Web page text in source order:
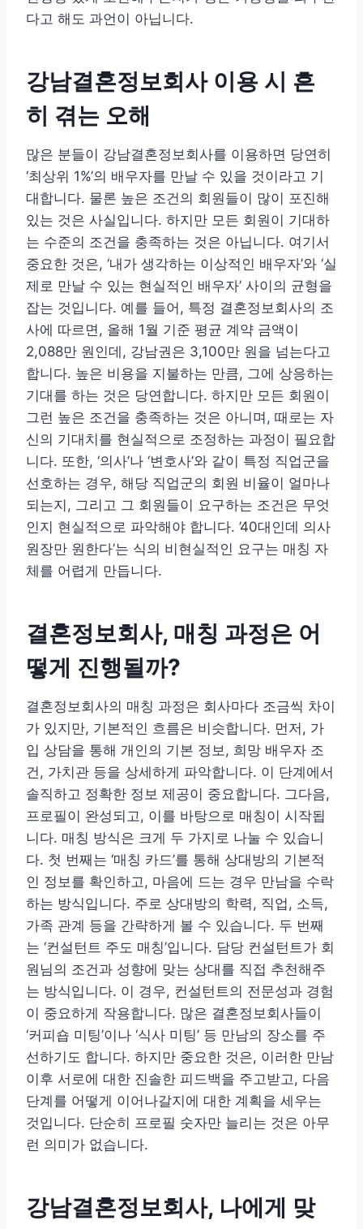
다고 해도 과언이 아닙니다.
강남결혼정보회사 이용 시 흔
히 겪는 오해
많은 분들이 강남결혼정보회사를 이용하면 당연히
‘최상위 1%’의 배우자를 만날 수 있을 것이라고 기
대합니다. 물론 높은 조건의 회원들이 많이 포진해
있는 것은 사실입니다. 하지만 모든 회원이 기대하
는 수준의 조건을 충족하는 것은 아닙니다. 여기서
중요한 것은, ‘내가 생각하는 이상적인 배우자’와 ‘실
제로 만날 수 있는 현실적인 배우자’ 사이의 균형을
잡는 것입니다. 예를 들어, 특정 결혼정보회사의 조
사에 따르면, 올해 1월 기준 평균 계약 금액이
2,088만 원인데, 강남권은 3,100만 원을 넘는다고
합니다. 높은 비용을 지불하는 만큼, 그에 상응하는
기대를 하는 것은 당연합니다. 하지만 모든 회원이
그런 높은 조건을 충족하는 것은 아니며, 때로는 자
신의 기대치를 현실적으로 조정하는 과정이 필요합
니다. 또한, ‘의사’나 ‘변호사’와 같이 특정 직업군을
선호하는 경우, 해당 직업군의 회원 비율이 얼마나
되는지, 그리고 그 회원들이 요구하는 조건은 무엇
인지 현실적으로 파악해야 합니다. ’40대인데 의사
원장만 원한다’는 식의 비현실적인 요구는 매칭 자
체를 어렵게 만듭니다.
결혼정보회사, 매칭 과정은 어
떻게 진행될까?
결혼정보회사의 매칭 과정은 회사마다 조금씩 차이
가 있지만, 기본적인 흐름은 비슷합니다. 먼저, 가
입 상담을 통해 개인의 기본 정보, 희망 배우자 조
건, 가치관 등을 상세하게 파악합니다. 이 단계에서
솔직하고 정확한 정보 제공이 중요합니다. 그다음,
프로필이 완성되고, 이를 바탕으로 매칭이 시작됩
니다. 매칭 방식은 크게 두 가지로 나눌 수 있습니
다. 첫 번째는 ‘매칭 카드’를 통해 상대방의 기본적
인 정보를 확인하고, 마음에 드는 경우 만남을 수락
하는 방식입니다. 주로 상대방의 학력, 직업, 소득,
가족 관계 등을 간략하게 볼 수 있습니다. 두 번째
는 ‘컨설턴트 주도 매칭’입니다. 담당 컨설턴트가 회
원님의 조건과 성향에 맞는 상대를 직접 추천해주
는 방식입니다. 이 경우, 컨설턴트의 전문성과 경험
이 중요하게 작용합니다. 많은 결혼정보회사들이
‘커피숍 미팅’이나 ‘식사 미팅’ 등 만남의 장소를 주
선하기도 합니다. 하지만 중요한 것은, 이러한 만남
이후 서로에 대한 진솔한 피드백을 주고받고, 다음
단계를 어떻게 이어나갈지에 대한 계획을 세우는
것입니다. 단순히 프로필 숫자만 늘리는 것은 아무
런 의미가 없습니다.
강남결혼정보회사, 나에게 맞